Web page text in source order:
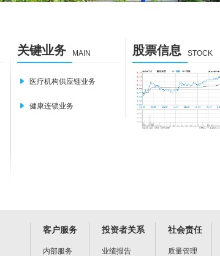
关键业务 MAIN
医疗机构供应链业务
健康连锁业务
股票信息 STOCK
客户服务
内部服务
投资者关系
业绩报告
社会责任
质量管理